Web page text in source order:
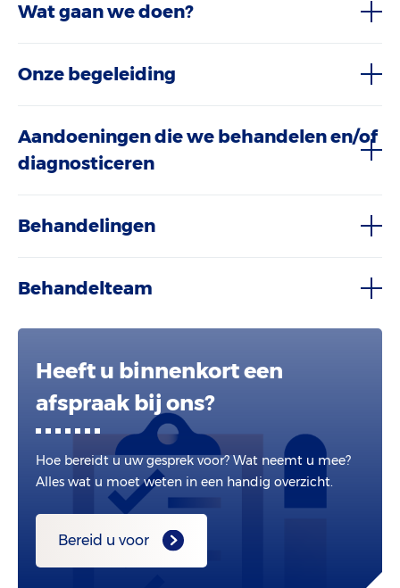
Wat gaan we doen?
Onze begeleiding
Aandoeningen die we behandelen en/of
diagnosticeren
Behandelingen
Behandelteam
Heeft u binnenkort een
afspraak bij ons?
Hoe bereidt u uw gesprek voor? Wat neemt u mee?
Alles wat u moet weten in een handig overzicht.
Bereid u voor